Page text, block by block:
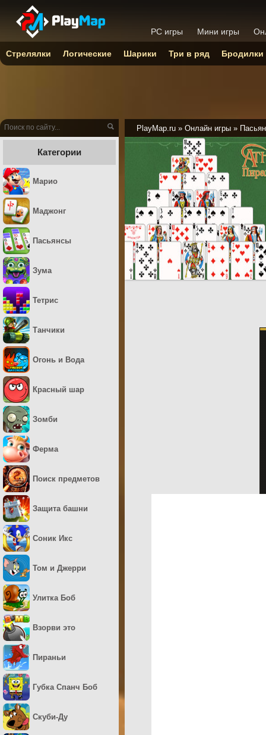
PlayMap.ru » Онлайн игры »
Категории
Марио
Маджонг
Пасьянсы
Зума
Тетрис
Танчики
Огонь и Вода
Красный шар
Зомби
Ферма
Поиск предметов
Защита башни
Соник Икс
Том и Джерри
Улитка Боб
Взорви это
Пираньи
Губка Спанч Боб
Скуби-Ду
PC игры Мини игры
Стрелялки Логические Шарики Три в ряд Бродилки